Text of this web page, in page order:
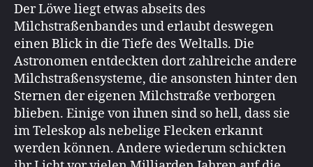
Der Löwe liegt etwas abseits des
Milchstraßenbandes und erlaubt deswegen
einen Blick in die Tiefe des Weltalls. Die
Astronomen entdeckten dort zahlreiche andere
Milchstraßensysteme, die ansonsten hinter den
Sternen der eigenen Milchstraße verborgen
blieben. Einige von ihnen sind so hell, dass sie
im Teleskop als nebelige Flecken erkannt
werden können. Andere wiederum schickten